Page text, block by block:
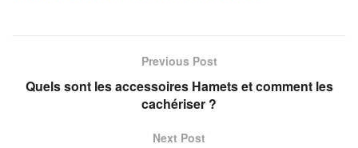
Previous Post
Quels sont les accessoires Hamets et comment les
cachériser ?
Next Post